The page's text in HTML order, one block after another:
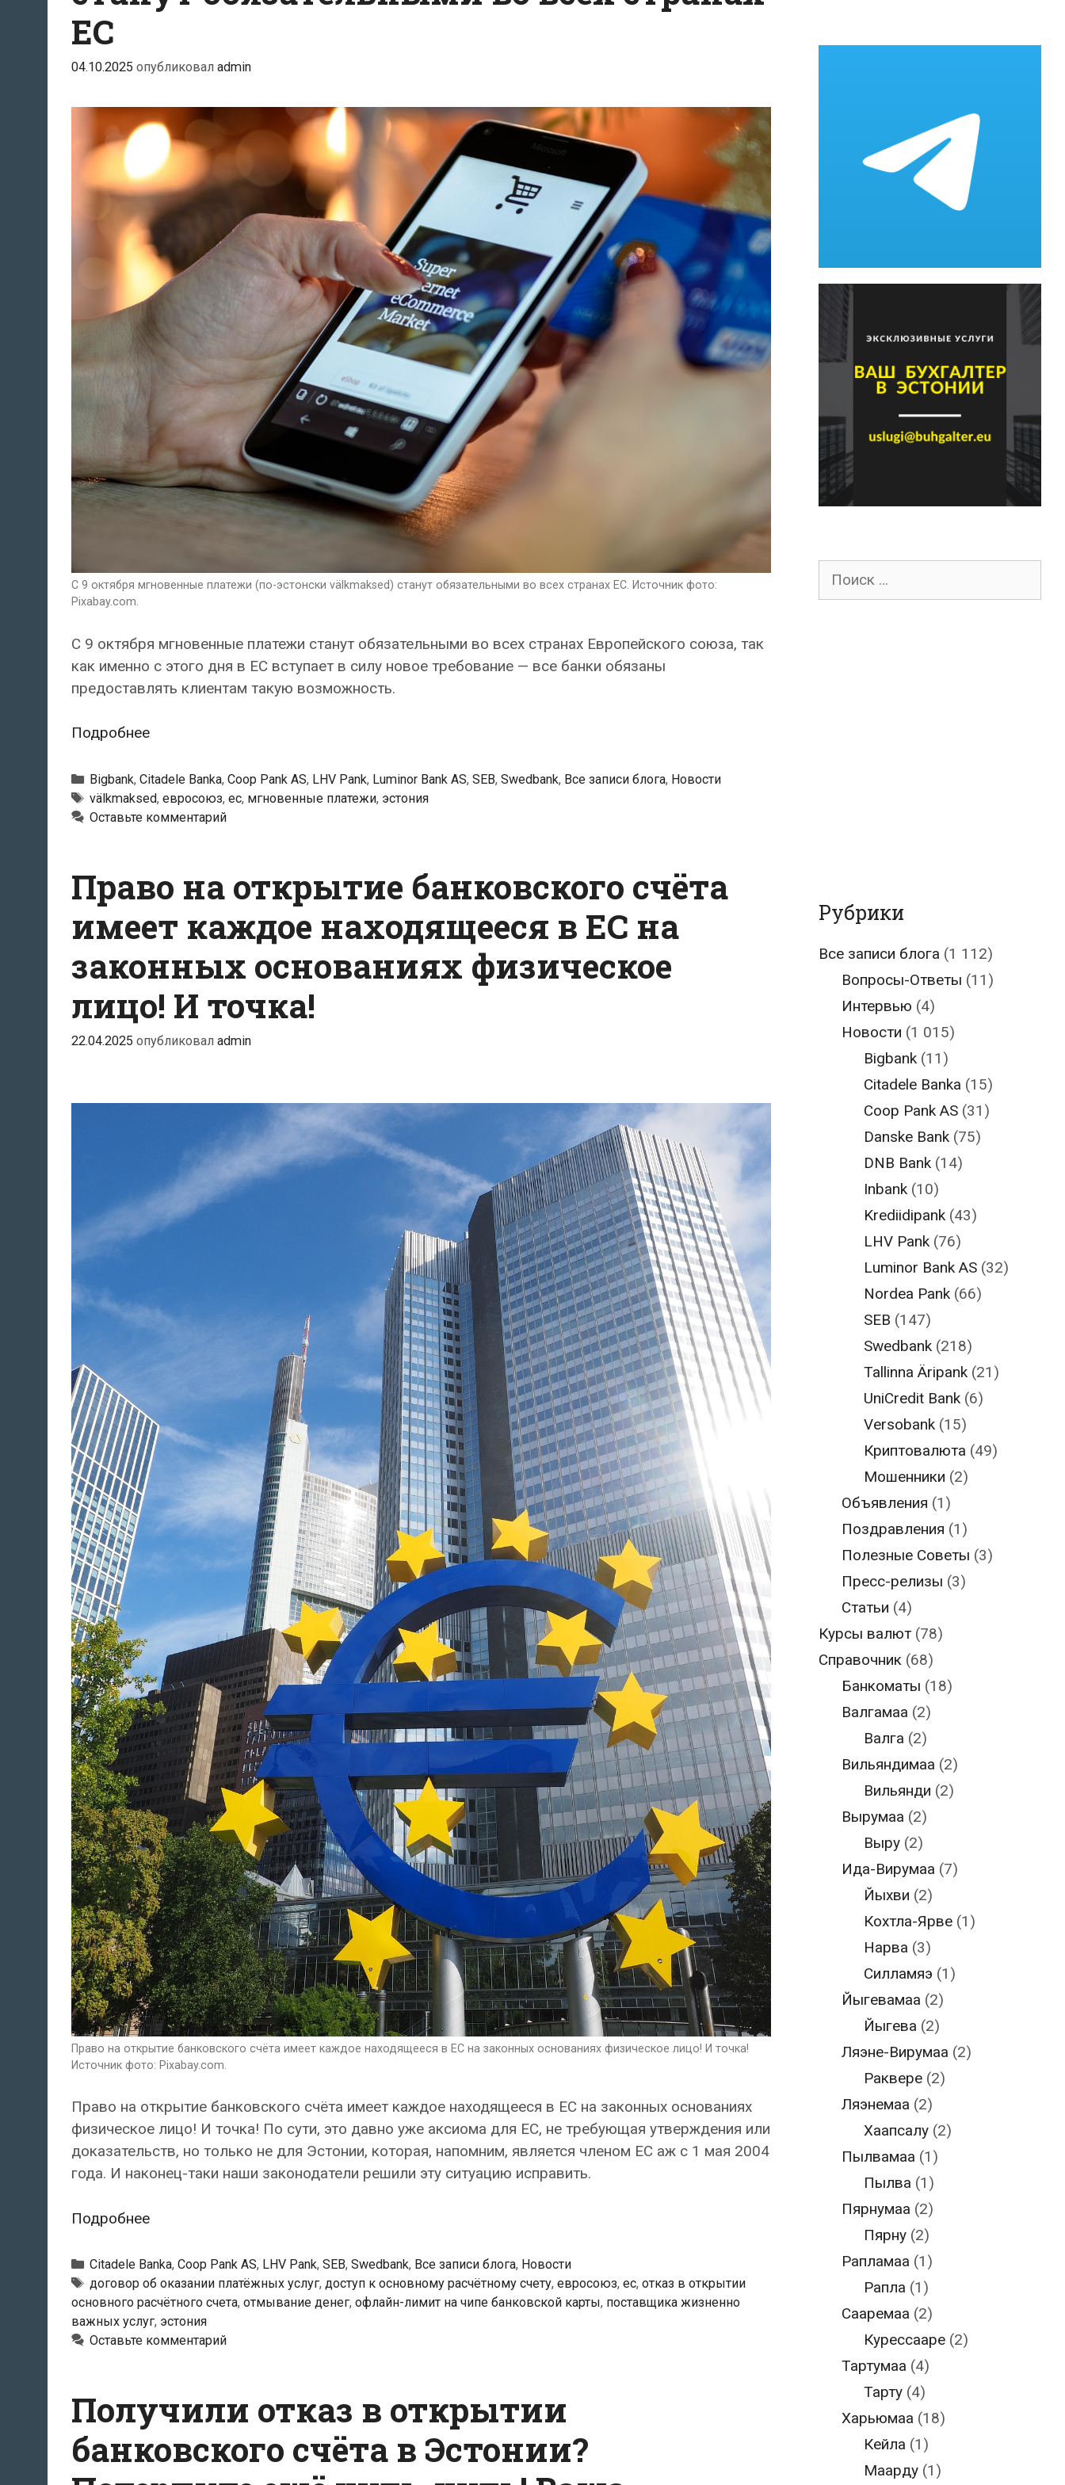
ЕС
04.10.2025 опубликовал admin
С 9 октября мгновенные платежи (по-эстонски välkmaksed) станут обязательными во всех странах ЕС. Источник фото:
Pixabay.com.
С 9 октября мгновенные платежи станут обязательными во всех странах Европейского союза, так
как именно с этого дня в ЕС вступает в силу новое требование — все банки обязаны
предоставлять клиентам такую возможность.
ПодробнееС
октября
мгновенные
платежи
во
странах
Рубрики
Bigbank, Citadele Banka, Coop Pank AS, LHV Pank, Luminor Bank AS, SEB, Swedbank, Все записи блога, Новости
Тэги
välkmaksed, евросоюз, ес, мгновенные платежи, эстония
Оставьте комментарий
Право на открытие банковского счёта
имеет каждое находящееся в ЕС на
законных основаниях физическое
лицо! И точка!
22.04.2025 опубликовал admin
Право на открытие банковского счёта имеет каждое находящееся в ЕС на законных основаниях физическое лицо! И точка!
Источник фото: Pixabay.com.
Право на открытие банковского счёта имеет каждое находящееся в ЕС на законных основаниях
физическое лицо! И точка! По сути, это давно уже аксиома для ЕС, не требующая утверждения или
доказательств, но только не для Эстонии, которая, напомним, является членом ЕС аж с 1 мая 2004
года. И наконец-таки наши законодатели решили эту ситуацию исправить.
ПодробнееПраво
открытие
банковского
счёта
имеет
каждое
ЕС
на
законных
Рубрики
Citadele Banka, Coop Pank AS, LHV Pank, SEB, Swedbank, Все записи блога, Новости
Тэги
договор об оказании платёжных услуг, доступ к основному расчётному счету, евросоюз, ес, отказ в открытии
основного расчётного счета, отмывание денег, офлайн-лимит на чипе банковской карты, поставщика жизненно
важных услуг, эстония
Оставьте комментарий
Получили отказ в открытии
банковского счёта в Эстонии?
Поиск
Рубрики
Все записи блога (1 112)
Вопросы-Ответы (11)
Интервью (4)
Новости (1 015)
Bigbank (11)
Citadele Banka (15)
Coop Pank AS (31)
Danske Bank (75)
DNB Bank (14)
Inbank (10)
Krediidipank (43)
LHV Pank (76)
Luminor Bank AS (32)
Nordea Pank (66)
SEB (147)
Swedbank (218)
Tallinna Äripank (21)
UniCredit Bank (6)
Versobank (15)
Криптовалюта (49)
Мошенники (2)
Объявления (1)
Поздравления (1)
Полезные Советы (3)
Пресс-релизы (3)
Статьи (4)
Курсы валют (78)
Справочник (68)
Банкоматы (18)
Валгамаа (2)
Валга (2)
Вильяндимаа (2)
Вильянди (2)
Вырумаа (2)
Выру (2)
Ида-Вирумаа (7)
Йыхви (2)
Кохтла-Ярве (1)
Нарва (3)
Силламяэ (1)
Йыгевамаа (2)
Йыгева (2)
Ляэне-Вирумаа (2)
Раквере (2)
Ляэнемаа (2)
Хаапсалу (2)
Пылвамаа (1)
Пылва (1)
Пярнумаа (2)
Пярну (2)
Рапламаа (1)
Рапла (1)
Сааремаа (2)
Курессааре (2)
Тартумаа (4)
Тарту (4)
Харьюмаа (18)
Кейла (1)
Маарду (1)